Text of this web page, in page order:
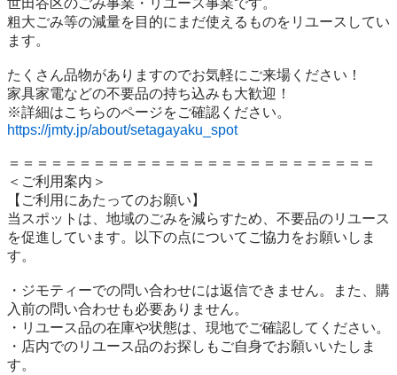
世⽥⾕区のごみ事業・リユース事業です。
粗⼤ごみ等の減量を⽬的にまだ使えるものをリユースしてい
ます。
たくさん品物がありますのでお気軽にご来場ください！
家具家電などの不要品の持ち込みも大歓迎！
https://jmty.jp/about/setagayaku_spot
＝＝＝＝＝＝＝＝＝＝＝＝＝＝＝＝＝＝＝＝＝＝＝＝＝＝
＜ご利用案内＞
【ご利用にあたってのお願い】
当スポットは、地域のごみを減らすため、不要品のリユース
を促進しています。以下の点についてご協力をお願いしま
す。
・ジモティーでの問い合わせには返信できません。また、購
入前の問い合わせも必要ありません。
・リユース品の在庫や状態は、現地でご確認してください。
・店内でのリユース品のお探しもご自身でお願いいたしま
す。